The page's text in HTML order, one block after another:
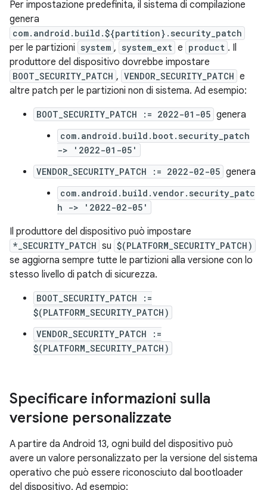
Per impostazione predefinita, il sistema di compilazione
genera
com.android.build.${partition}.security_patch
per le partizioni system , system_ext e product . Il
produttore del dispositivo dovrebbe impostare
BOOT_SECURITY_PATCH , VENDOR_SECURITY_PATCH e
altre patch per le partizioni non di sistema. Ad esempio:
BOOT_SECURITY_PATCH := 2022-01-05 genera
com.android.build.boot.security_patch
-> '2022-01-05'
VENDOR_SECURITY_PATCH := 2022-02-05 genera
com.android.build.vendor.security_patc
h -> '2022-02-05'
Il produttore del dispositivo può impostare
*_SECURITY_PATCH su $(PLATFORM_SECURITY_PATCH)
se aggiorna sempre tutte le partizioni alla versione con lo
stesso livello di patch di sicurezza.
BOOT_SECURITY_PATCH :=
$(PLATFORM_SECURITY_PATCH)
VENDOR_SECURITY_PATCH :=
$(PLATFORM_SECURITY_PATCH)
Specificare informazioni sulla
versione personalizzate
A partire da Android 13, ogni build del dispositivo può
avere un valore personalizzato per la versione del sistema
operativo che può essere riconosciuto dal bootloader
del dispositivo. Ad esempio: